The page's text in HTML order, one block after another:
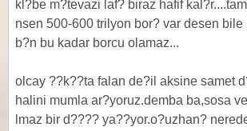
kl?be m?tevazi laf? biraz hafif
nsen 500-600 trilyon bor? var desen
b?n bu kadar borcu olamaz...
olcay ??k??ta falan de?il aksine samet
halini mumla ar?yoruz.demba ba,sosa
lmaz bir d???? ya??yor.o?uzhan?